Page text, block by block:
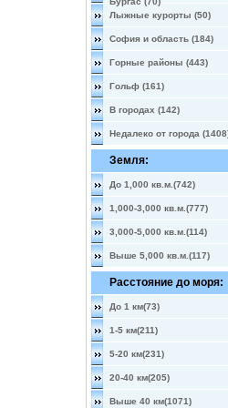
Лыжные курорты (50)
София и область (184)
Горные районы (443)
Гольф (161)
В городах (142)
Недалеко от города
Земля:
До 1,000 кв.м.(742)
1,000-3,000 кв.м.(777)
3,000-5,000 кв.м.(114)
Выше 5,000 кв.м.(117)
Расстояние до моря:
До 1 км(73)
1-5 км(211)
5-20 км(231)
20-40 км(205)
Выше 40 км(1071)